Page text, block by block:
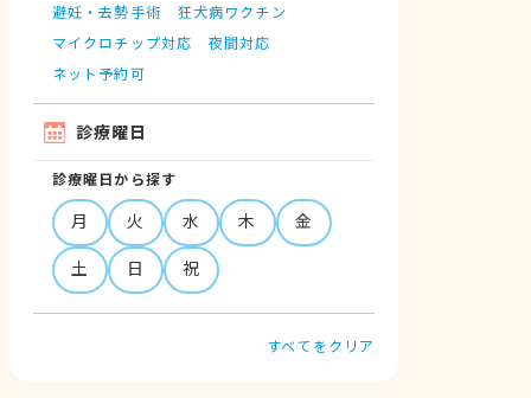
避妊・去勢手術
狂犬病ワクチン
マイクロチップ対応
夜間対応
ネット予約可
診療曜日
診療曜日から探す
月 火 水 木
金
土
日 祝
すべてをクリア